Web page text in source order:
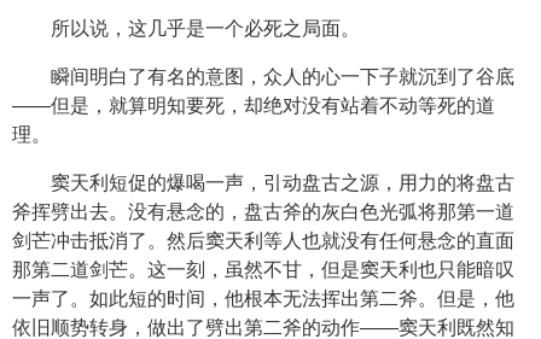
所以说，这几乎是一个必死之局面。
瞬间明白了有名的意图，众人的心一下子就沉到了谷底
——但是，就算明知要死，却绝对没有站着不动等死的道
理。
窦天利短促的爆喝一声，引动盘古之源，用力的将盘古
斧挥劈出去。没有悬念的，盘古斧的灰白色光弧将那第一道
剑芒冲击抵消了。然后窦天利等人也就没有任何悬念的直面
那第二道剑芒。这一刻，虽然不甘，但是窦天利也只能暗叹
一声了。如此短的时间，他根本无法挥出第二斧。但是，他
依旧顺势转身，做出了劈出第二斧的动作——窦天利既然知